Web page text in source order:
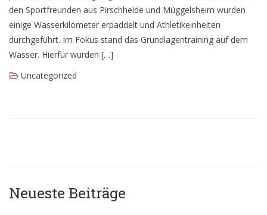
den Sportfreunden aus Pirschheide und Müggelsheim wurden
einige Wasserkilometer erpaddelt und Athletikeinheiten
durchgeführt. Im Fokus stand das Grundlagentraining auf dem
Wasser. Hierfür wurden […]
Uncategorized
Neueste Beiträge